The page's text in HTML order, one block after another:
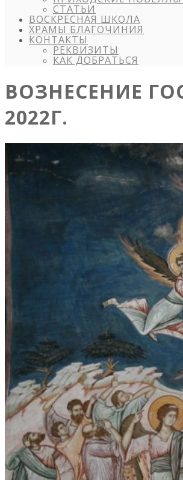
СТАТЬИ
ВОСКРЕСНАЯ ШКОЛА
ХРАМЫ БЛАГОЧИНИЯ
КОНТАКТЫ
РЕКВИЗИТЫ
КАК ДОБРАТЬСЯ
ВОЗНЕСЕНИЕ
2022Г.